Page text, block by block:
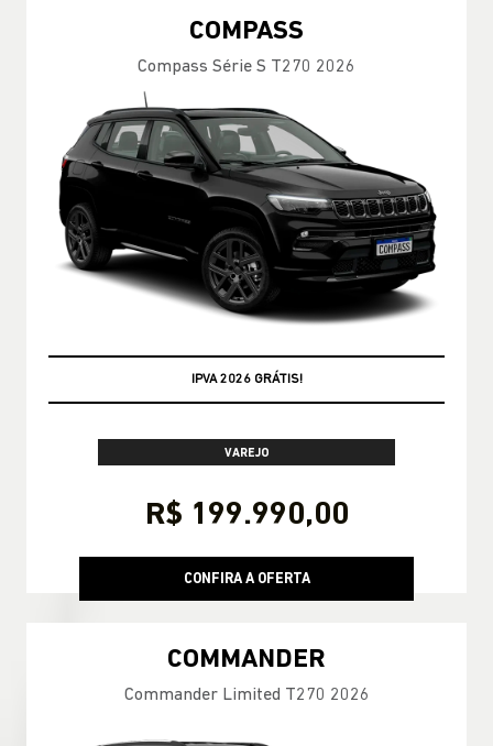
COMPASS
Compass Série S T270 2026
OPORTUNIDADE
VAREJO
R$ 199.990,00
CONFIRA A OFERTA
COMMANDER
Commander Limited T270 2026